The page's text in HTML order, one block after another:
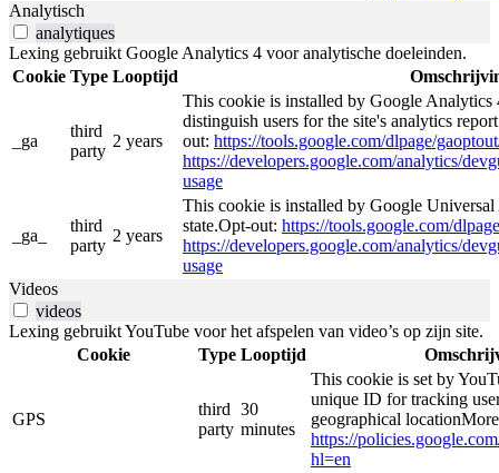
Analytisch
analytiques
Lexing gebruikt Google Analytics 4 voor analytische doeleinden.
Cookie Type Looptijd
_ga
third
party
2 years
This cookie is installed by Google Analytics
distinguish users for the site's analytics
out: https://tools.google.com/dlpage/
https://developers.google.com/analytics/
usage
_ga_
third
party
2 years
This cookie is installed by Google Universal
state.Opt-out: https://tools.google.com/
https://developers.google.com/analytics/
usage
Videos
videos
Lexing gebruikt YouTube voor het afspelen van video’s op zijn site.
Cookie
Type Looptijd
GPS
third
party
30
minutes
This cookie is set by
unique ID for tracking
geographical
https://
hl=en